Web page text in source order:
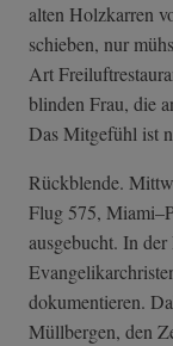
alten Holzkarren
schieben, nur
Art
blinden Frau, die
Das Mitgefühl ist
Rückblende.
Flug 575,
ausgebucht. In
dokumentieren.
Müllbergen, den